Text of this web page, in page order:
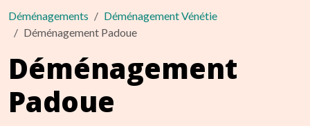
Déménagements
Déménagement Vénétie
Déménagement Padoue
Déménagement
Padoue